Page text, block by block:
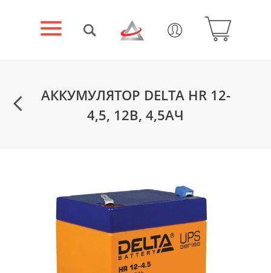
АККУМУЛЯТОР DELTA HR 12-
4,5, 12В, 4,5АЧ